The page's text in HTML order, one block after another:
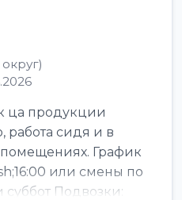
ца продукции
работа сидя и в
График
или смены по
суббот Подвозки: